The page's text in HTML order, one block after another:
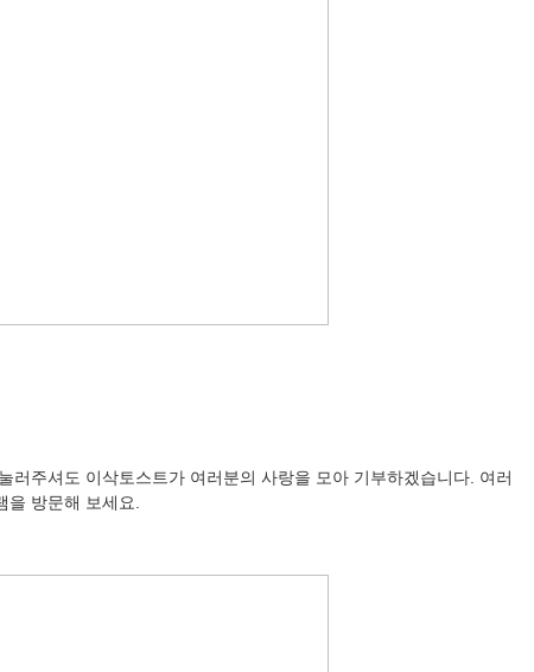
러주셔도 이삭토스트가 여러분의 사랑을 모아 기부하겠습니다. 여러
방문해 보세요.